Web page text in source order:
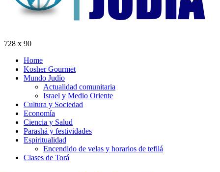
728 x 90
Home
Kosher Gourmet
Mundo Judío
Actualidad comunitaria
Israel y Medio Oriente
Cultura y Sociedad
Economía
Ciencia y Salud
Parashá y festividades
Espiritualidad
Encendido de velas y horarios de tefilá
Clases de Torá